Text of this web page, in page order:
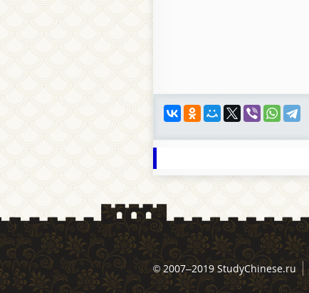
© 2007–2019 StudyChinese.ru